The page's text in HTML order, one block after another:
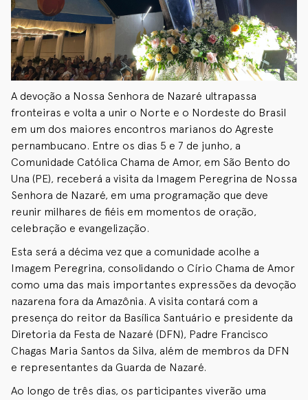
A devoção a Nossa Senhora de Nazaré ultrapassa
fronteiras e volta a unir o Norte e o Nordeste do Brasil
em um dos maiores encontros marianos do Agreste
pernambucano. Entre os dias 5 e 7 de junho, a
Comunidade Católica Chama de Amor, em São Bento do
Una (PE), receberá a visita da Imagem Peregrina de Nossa
Senhora de Nazaré, em uma programação que deve
reunir milhares de fiéis em momentos de oração,
celebração e evangelização.
Esta será a décima vez que a comunidade acolhe a
Imagem Peregrina, consolidando o Círio Chama de Amor
como uma das mais importantes expressões da devoção
nazarena fora da Amazônia. A visita contará com a
presença do reitor da Basílica Santuário e presidente da
Diretoria da Festa de Nazaré (DFN), Padre Francisco
Chagas Maria Santos da Silva, além de membros da DFN
e representantes da Guarda de Nazaré.
Ao longo de três dias, os participantes viverão uma